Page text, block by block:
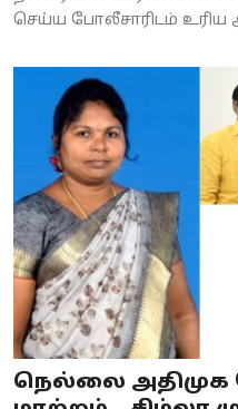
செய்ய போலீசாரிடம் உரிய
நெல்லை அதிமுக